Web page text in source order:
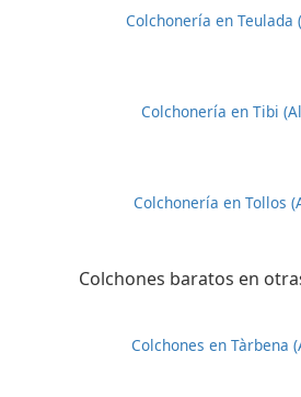
Colchonería en Teulada
Colchonería en Tibi
Colchonería en Tollos
Colchones baratos en
Colchones en Tàrbena